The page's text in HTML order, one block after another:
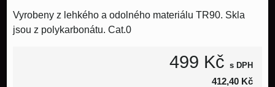
Vyrobeny z lehkého a odolného materiálu TR90. Skla
jsou z polykarbonátu. Cat.0
499 Kč s DPH
412,40 Kč